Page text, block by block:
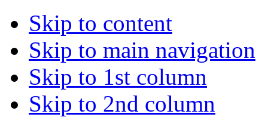
Skip to content
Skip to main navigation
Skip to 1st column
Skip to 2nd column